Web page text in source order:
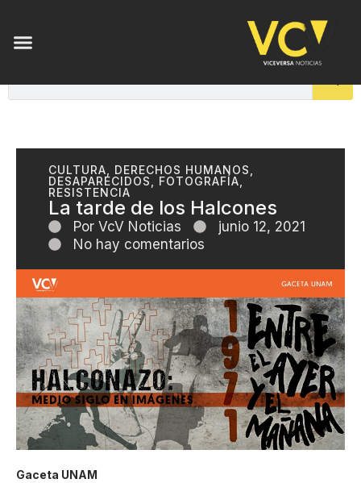
CULTURA DERECHOS HUMANOS
DESAPARECIDOS
FOTOGRAFÍA
RESISTENCIA
La tarde de los Halcones
Por VcV Noticias
junio 12, 2021
No hay comentarios
Gaceta UNAM